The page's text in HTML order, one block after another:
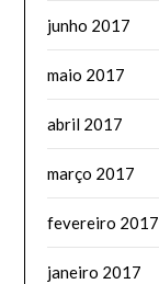
junho 2017
maio 2017
abril 2017
março 2017
fevereiro 2017
janeiro 2017